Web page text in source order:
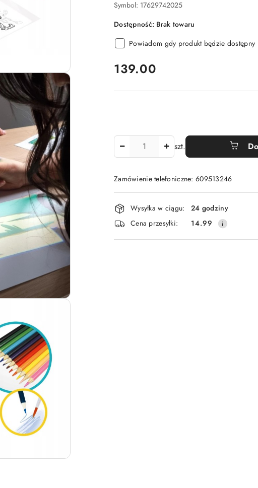
Symbol: 17629742025
Dostępność: Brak towaru
Powiadom gdy produkt będzie dostępny
cena:
139.00
szt.
Zamówienie telefoniczne: 609513246
Dostępność
i
dostawa
Wysyłka w ciągu:
24 godziny
Cena przesyłki:
14.99